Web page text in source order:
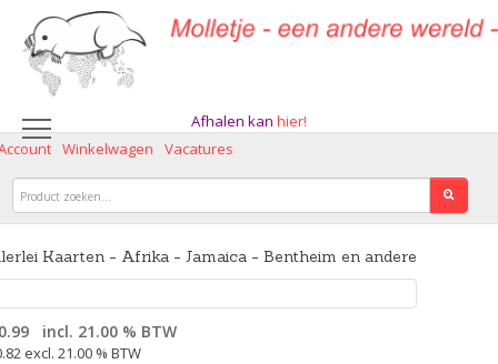
Afhalen kan hier!
Winkelwagen Vacatures
Kaarten - Afrika - Jamaica - Bentheim en andere
incl. 21.00 % BTW
excl. 21.00 % BTW